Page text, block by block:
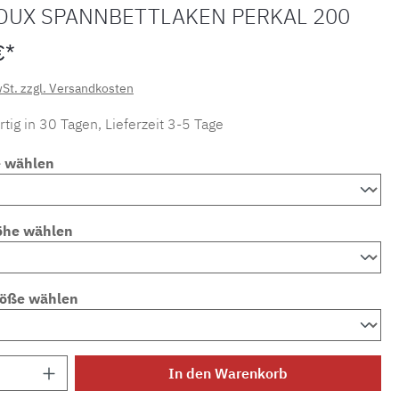
SPANNBETTLAKEN PERKAL 200
zzgl. Versandkosten
in 30 Tagen, Lieferzeit 3-5 Tage
wählen
wählen
wählen
Anzahl: Gib den gewünschten Wert ein
In den Warenkorb